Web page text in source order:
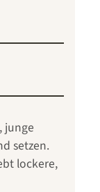
junge
setzen.
lockere,